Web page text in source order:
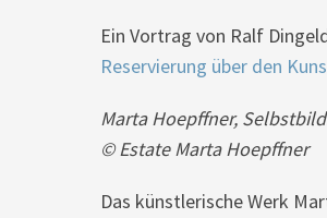
Ein Vortrag von Ralf
Reservierung über den
Marta Hoepffner,
© Estate Marta Hoepffner
Das künstlerische Werk